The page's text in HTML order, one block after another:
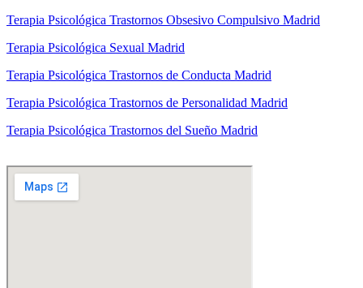
Terapia Psicológica Trastornos Obsesivo Compulsivo Madrid
Terapia Psicológica Sexual Madrid
Terapia Psicológica Trastornos de Conducta Madrid
Terapia Psicológica Trastornos de Personalidad Madrid
Terapia Psicológica Trastornos del Sueño Madrid